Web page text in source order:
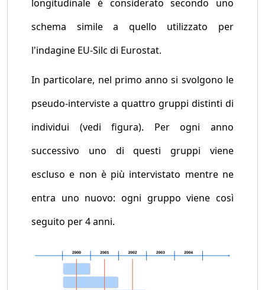
longitudinale è considerato secondo uno
schema simile a quello utilizzato per
l'indagine EU-Silc di Eurostat.
In particolare, nel primo anno si svolgono le
pseudo-interviste a quattro gruppi distinti di
individui (vedi figura). Per ogni anno
successivo uno di questi gruppi viene
escluso e non è più intervistato mentre ne
entra uno nuovo: ogni gruppo viene così
seguito per 4 anni.